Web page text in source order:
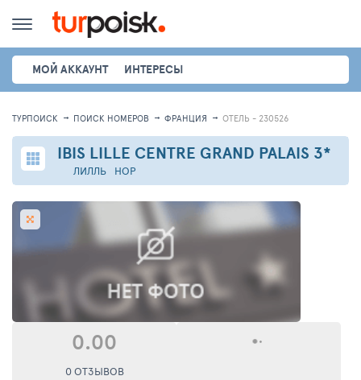
МОЙ АККАУНТ ИНТЕРЕСЫ
ТУРПОИСК ПОИСК НОМЕРОВ ФРАНЦИЯ ОТЕЛЬ - 230526
IBIS LILLE CENTRE GRAND PALAIS 3*
ЛИЛЛЬ НОР
0.00
0 ОТЗЫВОВ